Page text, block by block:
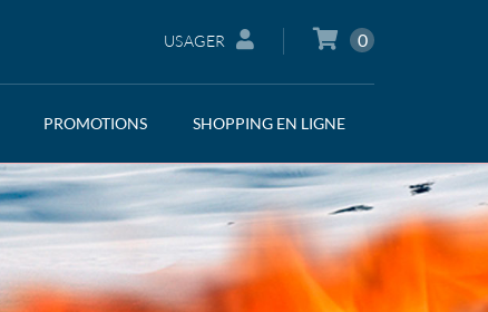
USAGER 0
PROMOTIONS SHOPPING EN LIGNE